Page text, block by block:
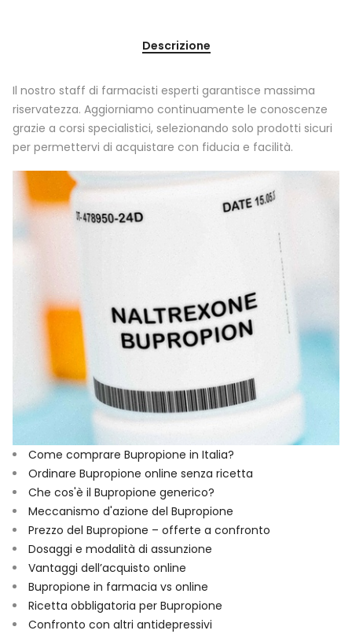
Descrizione
Il nostro staff di farmacisti esperti garantisce massima
riservatezza. Aggiorniamo continuamente le conoscenze
grazie a corsi specialistici, selezionando solo prodotti sicuri
per permettervi di acquistare con fiducia e facilità.
Come comprare Bupropione in Italia?
Ordinare Bupropione online senza ricetta
Che cos'è il Bupropione generico?
Meccanismo d'azione del Bupropione
Prezzo del Bupropione – offerte a confronto
Dosaggi e modalità di assunzione
Vantaggi dell’acquisto online
Bupropione in farmacia vs online
Ricetta obbligatoria per Bupropione
Confronto con altri antidepressivi